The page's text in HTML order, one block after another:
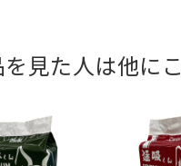
見た人は他に